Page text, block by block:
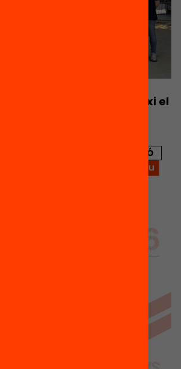
al clam de 5.000
la Generalitat garanteixi el
PUBLICACIÓ